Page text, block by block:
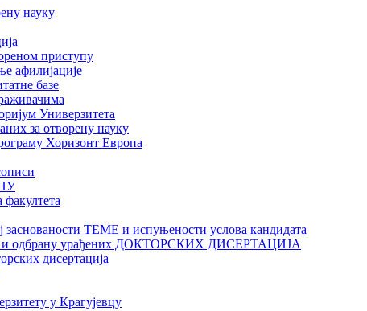
науку
приступу
афилијације
базе
Универзитета
за отворену науку
Хоризонт Европа
заснованости ТЕМЕ и испуњености услова кандидата
и одбрану урађених ДОКТОРСКИХ ДИСЕРТАЦИЈА
дисертација
у Крагујевцу